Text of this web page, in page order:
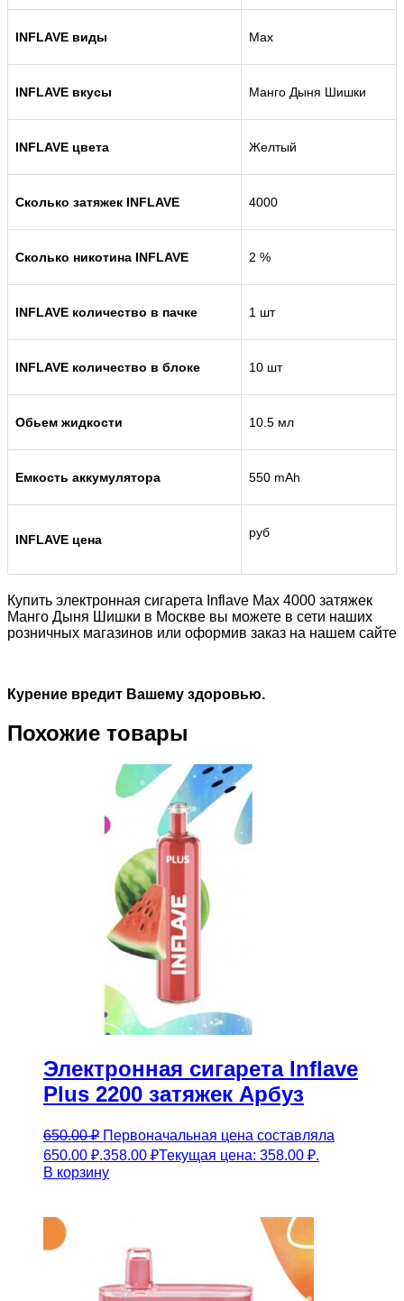
INFLAVE виды Max
INFLAVE вкусы Манго Дыня Шишки
INFLAVE цвета Желтый
Сколько затяжек INFLAVE 4000
Сколько никотина INFLAVE 2 %
INFLAVE количество в пачке 1 шт
INFLAVE количество в блоке 10 шт
Обьем жидкости 10.5 мл
Емкость аккумулятора 550 mAh
INFLAVE цена руб
Купить электронная сигарета Inflave Max 4000 затяжек
Манго Дыня Шишки в Москве вы можете в сети наших
розничных магазинов или оформив заказ на нашем сайте
Курение вредит Вашему здоровью.
Похожие товары
Электронная сигарета Inflave
Plus 2200 затяжек Арбуз
650.00₽ Первоначальная цена составляла
650.00 ₽.358.00 ₽Текущая цена: 358.00 ₽.
В корзину